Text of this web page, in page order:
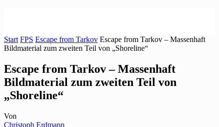
Start FPS Escape from Tarkov Escape from Tarkov – Massenhaft
Bildmaterial zum zweiten Teil von „Shoreline“
Escape from Tarkov – Massenhaft
Bildmaterial zum zweiten Teil von
„Shoreline“
Von
Christoph Erdmann